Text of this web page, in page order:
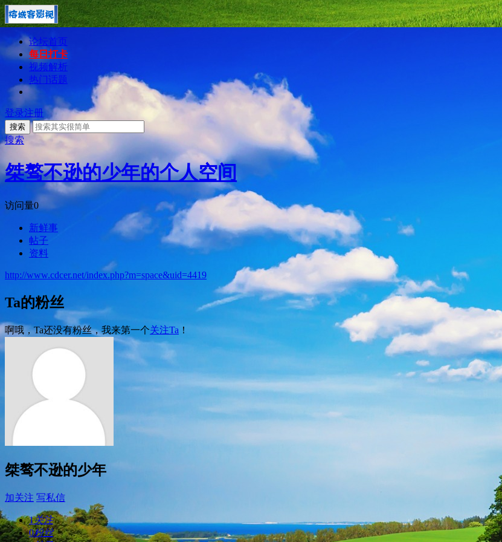
论坛首页
每日打卡
视频解析
热门话题
登录注册
搜索
搜索
桀骜不逊的少年的个人空间
访问量0
新鲜事
帖子
资料
http://www.cdcer.net/index.php?m=space&uid=4419
Ta的粉丝
啊哦，Ta还没有粉丝，我来第一个关注Ta ！
桀骜不逊的少年
加关注 写私信
1关注
0粉丝